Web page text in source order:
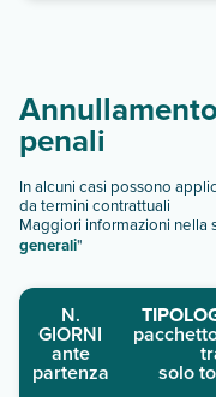
penali
In alcuni casi possono
da termini contrattuali
Maggiori informazioni nella
generali"
N.
GIORNI
ante
partenza solo